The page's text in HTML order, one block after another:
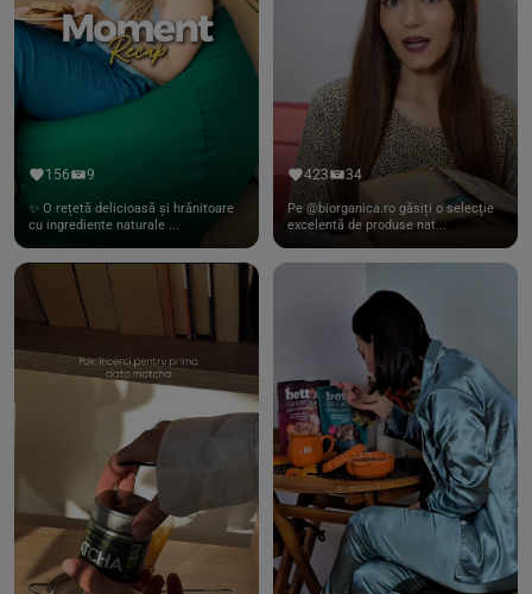
156 9
✨ O rețetă delicioasă și hrănitoare
cu ingrediente naturale ...
423 34
Pe @biorganica.ro găsiți o selecție
excelentă de produse nat...